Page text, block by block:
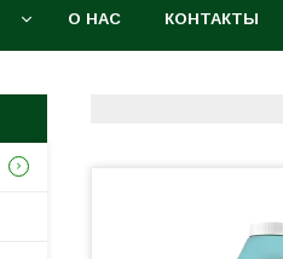
О НАС КОНТАКТЫ